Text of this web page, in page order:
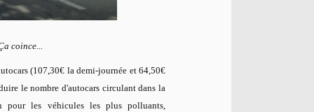
coince...
(107,30€ la demi-journée et 64,50€
le nombre d'autocars circulant dans la
pour les véhicules les plus polluants,